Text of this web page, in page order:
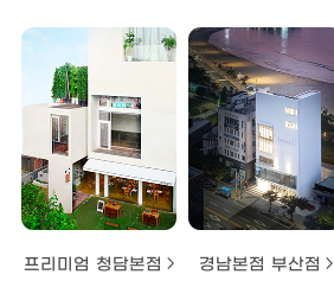
프리미엄 청담본점 경남본점 부산점